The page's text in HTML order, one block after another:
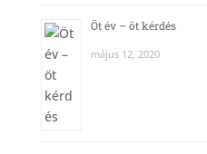
Öt év – öt kérdés
május 12, 2020